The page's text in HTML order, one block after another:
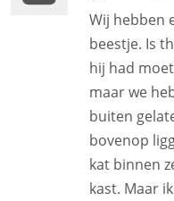
Wij hebben
beestje. Is
hij had
maar we
buiten
bovenop
kat binnen
kast. Maar